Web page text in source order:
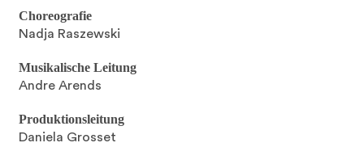
Choreografie
Nadja Raszewski
Musikalische Leitung
Andre Arends
Produktionsleitung
Daniela Grosset